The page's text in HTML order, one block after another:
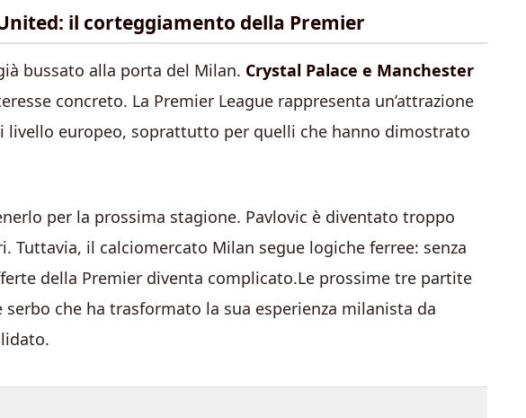
il corteggiamento della Premier
bussato alla porta del Milan. Crystal Palace e Manchester
concreto. La Premier League rappresenta un’attrazione
europeo, soprattutto per quelli che hanno dimostrato
per la prossima stagione. Pavlovic è diventato troppo
il calciomercato Milan segue logiche ferree: senza
della Premier diventa complicato.Le prossime tre partite
che ha trasformato la sua esperienza milanista da